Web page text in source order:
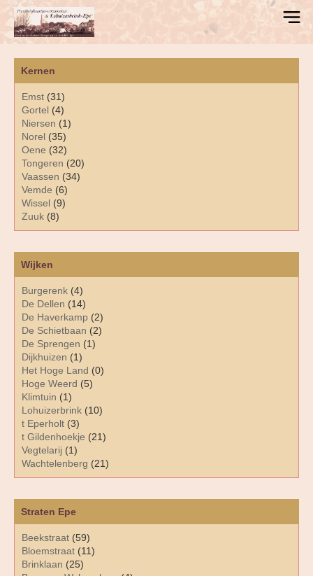
Kernen
Emst (31)
Gortel (4)
Niersen (1)
Norel (35)
Oene (32)
Tongeren (20)
Vaassen (34)
Vemde (6)
Wissel (9)
Zuuk (8)
Straten Epe
Beekstraat (59)
Bloemstraat (11)
Brinklaan (25)
Wijken
Burgerenk (4)
De Dellen (14)
De Haverkamp (2)
De Schietbaan (2)
De Sprengen (1)
Dijkhuizen (1)
Het Hoge Land (0)
Hoge Weerd (5)
Klimtuin (1)
Lohuizerbrink (10)
t Eperholt (3)
t Gildenhoekje (21)
Vegtelarij (1)
Wachtelenberg (21)